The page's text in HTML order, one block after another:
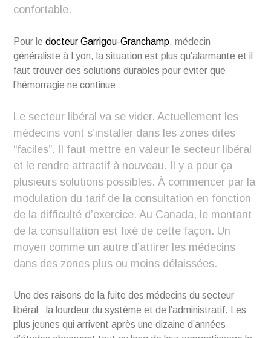
confortable.
Pour ledocteur Garrigou-Granchamp, médecin
généraliste à Lyon, la situation est plus qu’alarmante et il
faut trouver des solutions durables pour éviter que
l’hémorragie ne continue :
Le secteur libéral va se vider. Actuellement les
médecins vont s’installer dans les zones dites
“faciles”. Il faut mettre en valeur le secteur libéral
et le rendre attractif à nouveau. Il y a pour ça
plusieurs solutions possibles. À commencer par la
modulation du tarif de la consultation en fonction
de la difficulté d’exercice. Au Canada, le montant
de la consultation est fixé de cette façon. Un
moyen comme un autre d’attirer les médecins
dans des zones plus ou moins délaissées.
Une des raisons de la fuite des médecins du secteur
libéral : la lourdeur du système et de l’administratif. Les
plus jeunes qui arrivent après une dizaine d’années